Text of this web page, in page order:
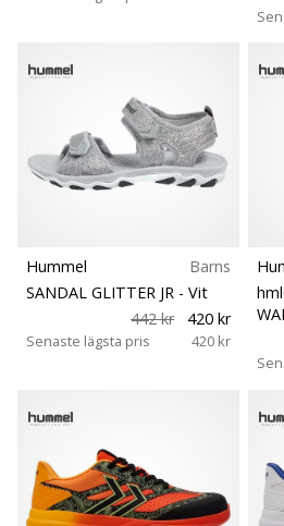
Hummel
Barns
SANDAL GLITTER JR - Vit
442 kr
420 kr
Senaste lägsta pris 420 kr